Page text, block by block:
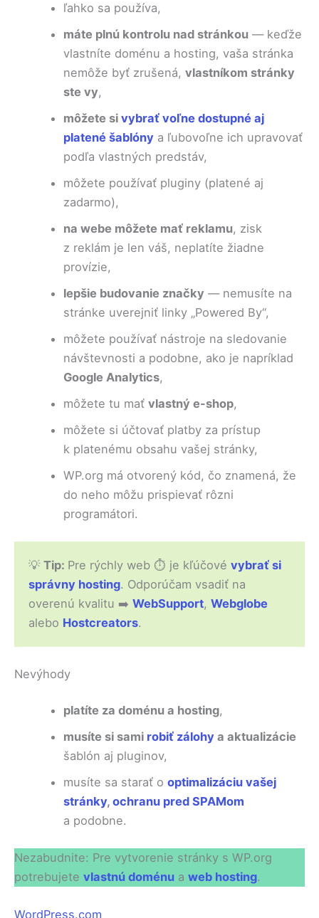
ľahko sa používa,
máte plnú kontrolu nad stránkou — keďže
vlastníte doménu a hosting, vaša stránka
nemôže byť zrušená,vlastníkom stránky
ste vy,
môžete sivybrať voľne dostupné aj
platené šablóny a ľubovoľne ich upravovať
podľa vlastných predstáv,
môžete používať pluginy (platené aj
zadarmo),
na webe môžete mať reklamu, zisk
z reklám je len váš, neplatíte žiadne
provízie,
lepšie budovanie značky — nemusíte na
stránke uverejniť linky „Powered By“,
môžete používať nástroje na sledovanie
návštevnosti a podobne, ako je napríklad
Google Analytics,
môžete tu maťvlastný e-shop,
môžete si účtovať platby za prístup
k platenému obsahu vašej stránky,
WP.org má otvorený kód, čo znamená, že
do neho môžu prispievať rôzni
programátori.
💡 Tip: Pre rýchly web ⏱ je kľúčové vybrať si
správny hosting. Odporúčam vsadiť na
overenú kvalitu ➡️ WebSupport, Webglobe
alebo Hostcreators.
Nevýhody
platíte za doménu a hosting,
musíte si sami robiť zálohy a aktualizácie
šablón aj pluginov,
musíte sa starať ooptimalizáciu vašej
stránky,ochranu pred SPAMom
a podobne.
Nezabudnite: Pre vytvorenie stránky s WP.org
potrebujete vlastnú doménu a web hosting.
WordPress.com